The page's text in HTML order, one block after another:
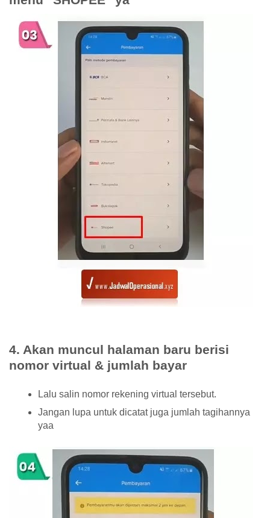
4. Akan muncul halaman baru berisi
nomor virtual & jumlah bayar
Lalu salin nomor rekening virtual tersebut.
Jangan lupa untuk dicatat juga jumlah tagihannya
yaa